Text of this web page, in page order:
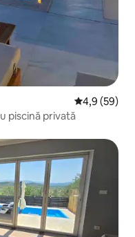
Scor mediu
4,9 (59)
piscină privată